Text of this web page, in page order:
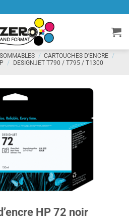
/ CARTOUCHES D'ENCRE /
/ DESIGNJET T790 / T795 / T1300
HP 72 noir